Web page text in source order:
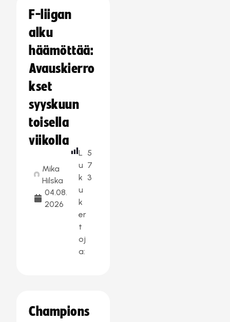
F-liigan
alku
häämöttää:
Avauskierro
kset
syyskuun
toisella
viikolla
Mika
Hilska
04.08.
2026
L
u
k
u
k
er
t
oj
a:
5
7
3
Champions